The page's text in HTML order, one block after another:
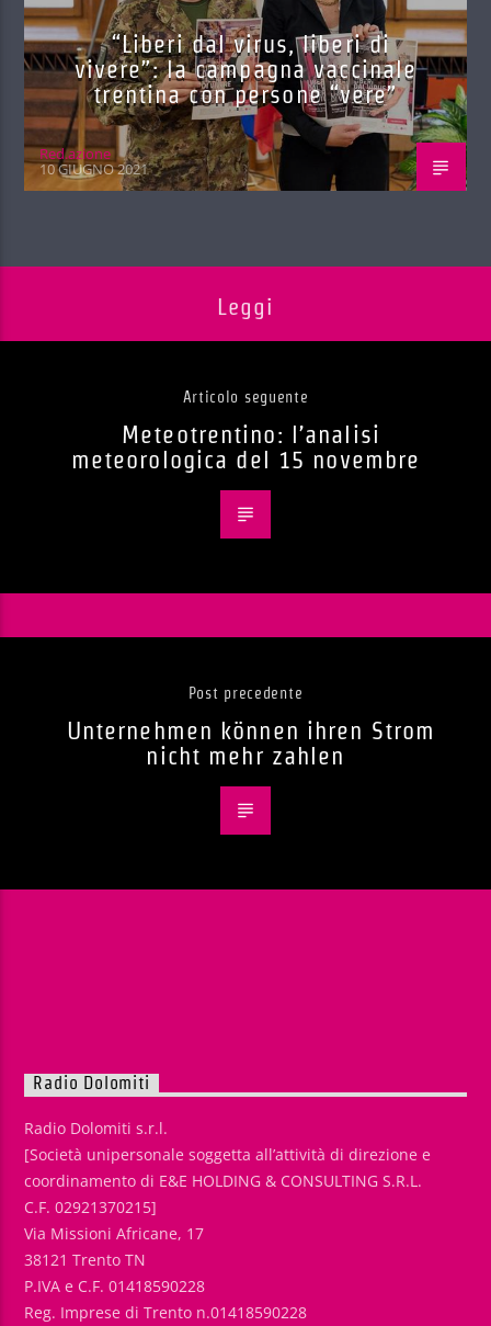
“Liberi dal virus, liberi di
vivere”: la campagna vaccinale
trentina con persone “vere”
Red.azione
10 GIUGNO 2021
Leggi
Articolo seguente
Meteotrentino: l’analisi
meteorologica del 15 novembre
Post precedente
Unternehmen können ihren Strom
nicht mehr zahlen
Radio Dolomiti
Radio Dolomiti s.r.l.
[Società unipersonale soggetta all’attività di direzione e
coordinamento di E&E HOLDING & CONSULTING S.R.L.
C.F. 02921370215]
Via Missioni Africane, 17
38121 Trento TN
P.IVA e C.F. 01418590228
Reg. Imprese di Trento n.01418590228